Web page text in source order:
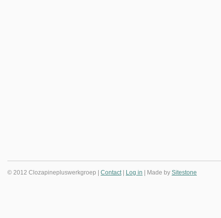
© 2012 Clozapinepluswerkgroep | Contact| Log in | Made by Sitestone